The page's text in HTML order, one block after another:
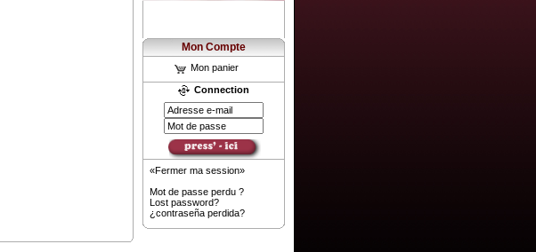
Mon Compte
Mon panier
Connection
«Fermer ma session»
Mot de passe perdu ?
Lost password?
¿contraseña perdida?